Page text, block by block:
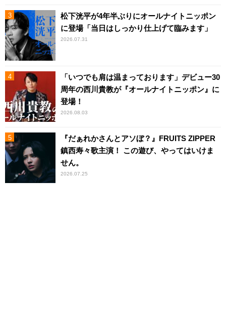
松下洸平が4年半ぶりにオールナイトニッポン
に登場「当日はしっかり仕上げて臨みます」
2026.07.31
「いつでも肩は温まっております」デビュー30
周年の西川貴教が『オールナイトニッポン』に
登場！
2026.08.03
『だぁれかさんとアソぼ？』FRUITS ZIPPER
鎮西寿々歌主演！ この遊び、やってはいけま
せん。
2026.07.25